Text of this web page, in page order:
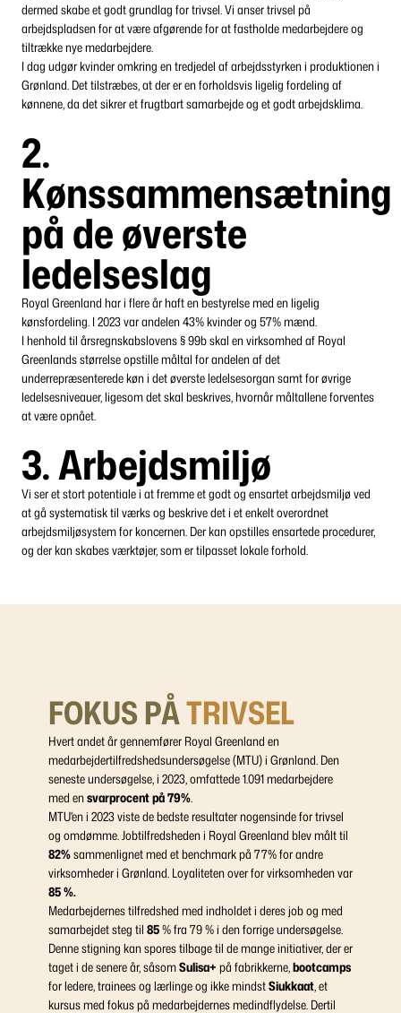
dermed skabe et godt grundlag for trivsel. Vi anser trivsel på
arbejdspladsen for at være afgørende for at fastholde medarbejdere og
tiltrække nye medarbejdere.
I dag udgør kvinder omkring en tredjedel af arbejdsstyrken i produktionen i
Grønland. Det tilstræbes, at der er en forholdsvis ligelig fordeling af
kønnene, da det sikrer et frugtbart samarbejde og et godt arbejdsklima.
2.
Kønssammensætning
på de øverste
ledelseslag
Royal Greenland har i flere år haft en bestyrelse med en ligelig
kønsfordeling. I 2023 var andelen 43% kvinder og 57% mænd.
I henhold til årsregnskabslovens § 99b skal en virksomhed af Royal
Greenlands størrelse opstille måltal for andelen af det
underrepræsenterede køn i det øverste ledelsesorgan samt for øvrige
ledelsesniveauer, ligesom det skal beskrives, hvornår måltallene forventes
at være opnået.
3. Arbejdsmiljø
Vi ser et stort potentiale i at fremme et godt og ensartet arbejdsmiljø ved
at gå systematisk til værks og beskrive det i et enkelt overordnet
arbejdsmiljøsystem for koncernen. Der kan opstilles ensartede procedurer,
og der kan skabes værktøjer, som er tilpasset lokale forhold.
FOKUS PÅTRIVSEL
Hvert andet år gennemfører Royal Greenland en
medarbejdertilfredshedsundersøgelse (MTU) i Grønland. Den
seneste undersøgelse, i 2023, omfattede 1.091 medarbejdere
med ensvarprocent på 79%.
MTU'en i 2023 viste de bedste resultater nogensinde for trivsel
og omdømme. Jobtilfredsheden i Royal Greenland blev målt til
82%sammenlignet med et benchmark på 77% for andre
virksomheder i Grønland. Loyaliteten over for virksomheden var
85 %.
Medarbejdernes tilfredshed med indholdet i deres job og med
samarbejdet steg til 85% fra 79 % i den forrige undersøgelse.
Denne stigning kan spores tilbage til de mange initiativer, der er
taget i de senere år, såsomSulisa+ på fabrikkerne,bootcamps
for ledere, trainees og lærlinge og ikke mindstSiukkaat, et
kursus med fokus på medarbejdernes medindflydelse. Dertil